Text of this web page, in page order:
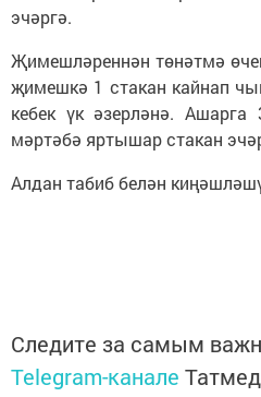
эчәргә.
Җимешләреннән төнәтмә
җимешкә 1 стакан кайнап
кебек үк әзерләнә.
мәртәбә яртышар стакан
Алдан табиб белән
Следите за самым
Telegram-канале